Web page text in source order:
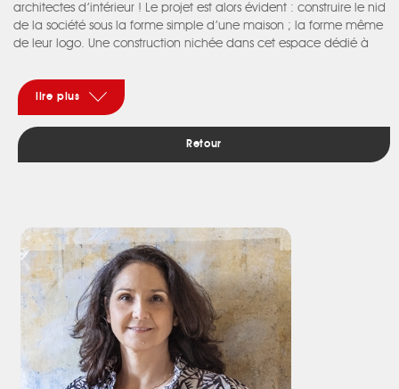
architectes d’intérieur ! Le projet est alors évident : construire le nid
de la société sous la forme simple d’une maison ; la forme même
de leur logo. Une construction nichée dans cet espace dédié à
sectionnelle. Les matériaux choisis, l’OSB représentant la structure
et le placo, enduit et peint d’un blanc pur, représentant
l’enveloppe, pour une finition parfaite à l'image de leur travail : le
bâtiment ressort comme une entité simple parmi l’abondance du
dépôt. Paul Bouffet et son associé, Bruno Cabanis, nous
intérieurs, des fenêtres et ouvertures à des endroits bien précis
permettant les échanges visuels, la communication et le travail
d’équipe. La partie blanche accueille les bureaux et la partie en
OSB, le coin repos/repas, les sanitaires avec douches et vestiaires.
lire plus
Retour